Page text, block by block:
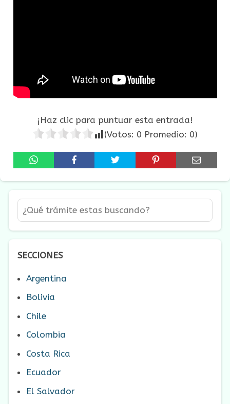
¡Haz clic para puntuar esta entrada!
(Votos: 0 Promedio: 0)
SECCIONES
Argentina
Bolivia
Chile
Colombia
Costa Rica
Ecuador
El Salvador